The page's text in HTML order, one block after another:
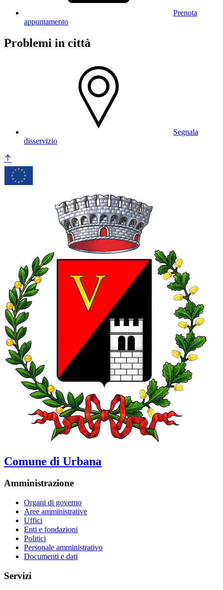
Prenota
appuntamento
Problemi in città
Segnala
disservizio
Comune di Urbana
Amministrazione
Organi di governo
Aree amministrative
Uffici
Enti e fondazioni
Politici
Personale amministrativo
Documenti e dati
Servizi